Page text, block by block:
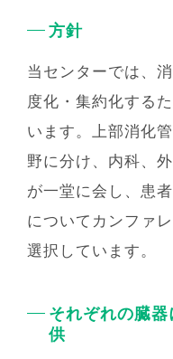
⽅針
当センターでは、
度化・集約化する
います。上部消化
野に分け、内科、
が一堂に会し、患
についてカンファ
選択しています。
それぞれの臓
供